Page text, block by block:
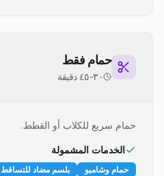
حمام فقط
٣٠-٤٥ دقيقة
حمام سريع للكلاب أو القطط.
الخدمات المشمولة
حمام وشامبو بلسم مضاد للتساقط